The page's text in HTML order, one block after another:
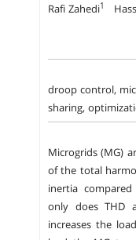
Rafi Zahedi1
droop control,
sharing,
Microgrids (MG)
of the total
inertia
only does THD
increases the